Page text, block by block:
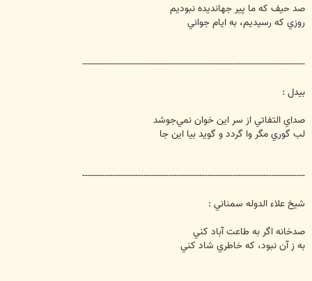
صد حيف كه ما پير جهانديده نبوديم
روزي كه رسيديم، به ايام جواني
--------------------------------------------------------------------------------
بيدل :
صداي التفاتي از سر اين خوان نمي‌جوشد
لب گوري مگر وا گردد و گويد بيا اين جا
--------------------------------------------------------------------------------
شيخ علاء الدوله سمناني :
صدخانه اگر به طاعت آباد كني
به ز آن نبود، كه خاطري شاد كني